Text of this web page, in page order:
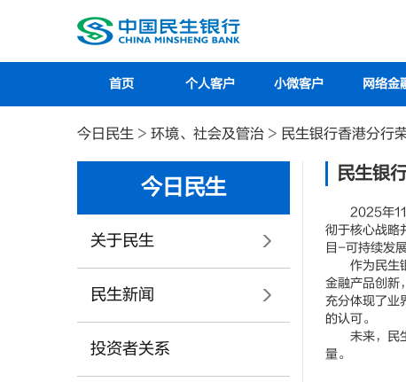
首页 个人客户 小微客户 网络金
今日民生 > 环境、社会及管治 > 民生银行香港分
今日民生
关于民生
民生新闻
投资者关系
民生银
2025年11
彻于核心战略
目-可持续发
作为民生银
金融产品创新
充分体现了业
的认可。
未来，民生
量。